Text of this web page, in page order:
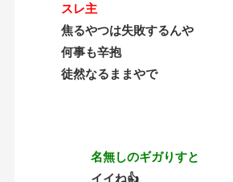
スレ主
焦るやつは失敗するんや
何事も辛抱
徒然なるままやで
名無しのギガりすと
イイね👍